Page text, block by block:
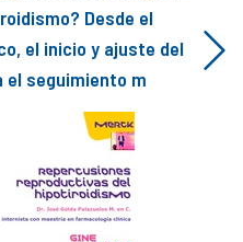
Desde el
el inicio y ajuste del
seguimiento m
Next